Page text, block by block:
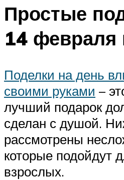
Простые
14 февраля
Поделки на день
своими руками –
лучший подарок
сделан с душой.
рассмотрены
которые подойдут
взрослых.